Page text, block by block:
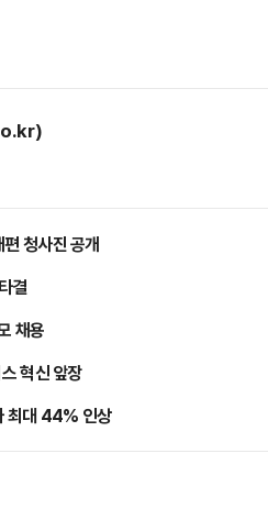
청사진 공개
결
채용
혁신 앞장
최대 44% 인상